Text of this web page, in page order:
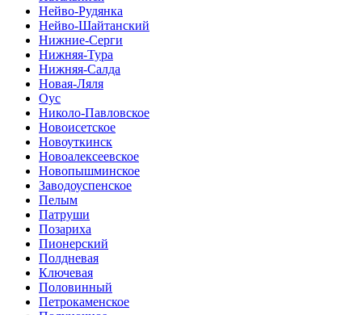
Нейво-Рудянка
Нейво-Шайтанский
Нижние-Серги
Нижняя-Тура
Нижняя-Салда
Новая-Ляля
Оус
Николо-Павловское
Новоисетское
Новоуткинск
Новоалексеевское
Новопышминское
Заводоуспенское
Пелым
Патруши
Позариха
Пионерский
Полдневая
Ключевая
Половинный
Петрокаменское